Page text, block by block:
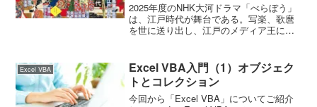
2025年度のNHK大河ドラマ「べらぼう」
は、江戸時代が舞台である。写楽、歌麿
を世に送り出し、江戸のメディア王にま
となっている。ところで、近年、「江戸
時代」が見直され...
Excel VBA
Excel VBA入門（1）オブジェク
トとコレクション
今回から「Excel VBA」についてご紹介